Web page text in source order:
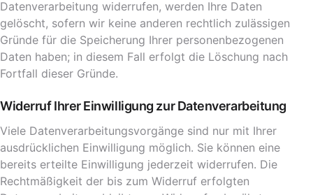
Datenverarbeitung widerrufen, werden Ihre Daten
gelöscht, sofern wir keine anderen rechtlich zulässigen
Gründe für die Speicherung Ihrer personenbezogenen
Daten haben; in diesem Fall erfolgt die Löschung nach
Fortfall dieser Gründe.
Widerruf Ihrer Einwilligung zur Datenverarbeitung
Viele Datenverarbeitungsvorgänge sind nur mit Ihrer
ausdrücklichen Einwilligung möglich. Sie können eine
bereits erteilte Einwilligung jederzeit widerrufen. Die
Rechtmäßigkeit der bis zum Widerruf erfolgten